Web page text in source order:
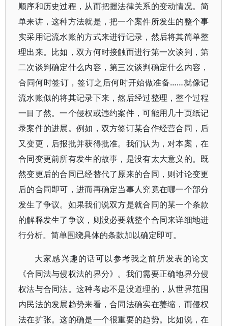
顺序和历史过程，从而把握法律关系的变动情况。简
单来讲，这种方法就是，把一个案件所发生的整个事
实采用记流水账的方式来进行记录，然后将其简单整
理出来。比如，双方何时接触而进行第一次谈判，第
二次谈判确定什么内容，第三次谈判确定什么内容，
合同何时签订，签订之后何时开始做准备……就像记
流水账似的将其记录下来，然后经过整理，整个过程
一目了然。一个侵权或违约案件，可能用几十页纸记
录案件的进展。例如，双方签订某合作经营合同，后
又变更，后报批并获得批准。我们认为，对本案，在
合同变更前所有发生的故事，是没有太大意义的。既
然变更后的合同已经替代了原来的合同，则讨论变更
后的合同即可，进而再确定当事人究竟在哪一个部分
发生了争议。如果我们说双方是就合同的某一个条款
的解释发生了争议，则没必要就整个合同来详细地进
行分析。简单围绕具体的条款加以确定即可。
大家感兴趣的话可以参考我之前所发表的论文
《合同法与侵权法的界分》。我们需要正确地界分侵
权法与合同法。这种考虑不是没道理的，从世界范围
内民法的发展趋势来看，合同法确实在萎缩，而侵权
法在扩张。这的确是一个很重要的趋势。比如说，在